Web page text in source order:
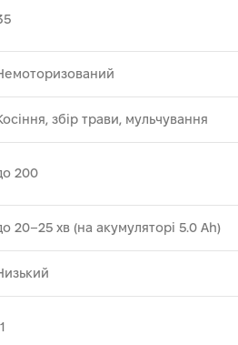
збір трави, мульчування
200
20–25 хв (на акумуляторі 5.0 Ah)